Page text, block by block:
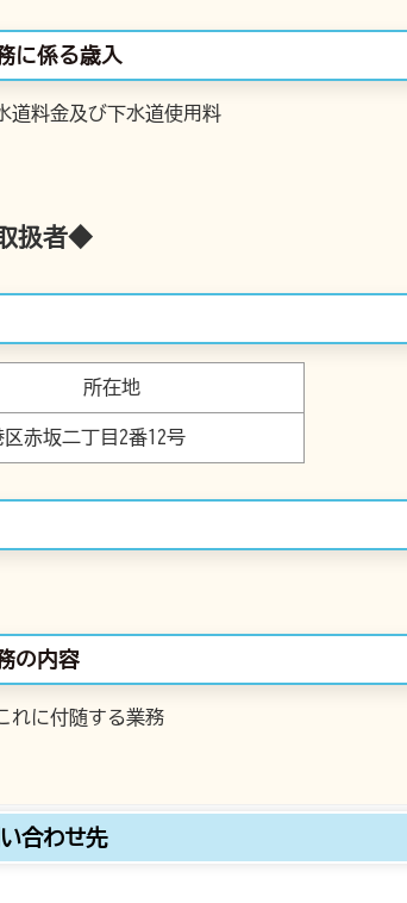
に係る歳入
道料金及び下水道使用料
扱者◆
所在地
赤坂二丁目2番12号
の内容
れに付随する業務
合わせ先